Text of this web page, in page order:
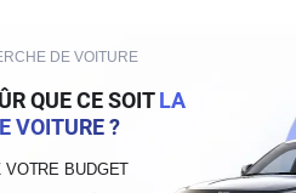
DE VOITURE
QUE CE SOITLA
VOITURE ?
VOTRE BUDGET